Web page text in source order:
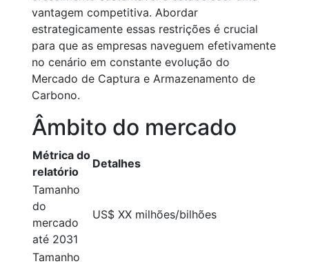
vantagem competitiva. Abordar
estrategicamente essas restrições é crucial
para que as empresas naveguem efetivamente
no cenário em constante evolução do
Mercado de Captura e Armazenamento de
Carbono.
Âmbito do mercado
Métrica do
relatório
Detalhes
Tamanho
do
mercado
até 2031
US$ XX milhões/bilhões
Tamanho